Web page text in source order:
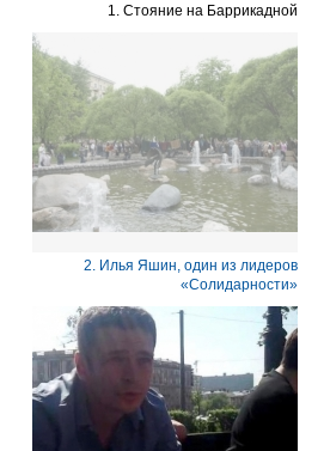
1. Стояние на Баррикадной
2. Илья Яшин, один из лидеров
«Солидарности»